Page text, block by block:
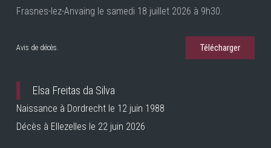
Frasnes-lez-Anvaing le samedi 18 juillet 2026 à 9h30.
Avis de décès. Télécharger
Elsa Freitas da Silva
Naissance à Dordrecht le 12 juin 1988
Décès à Ellezelles le 22 juin 2026